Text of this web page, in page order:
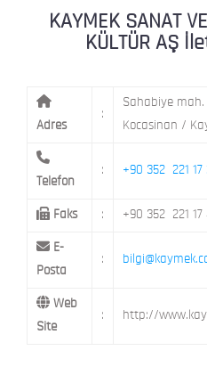
KAYMEK SÜMER
KAYMEK SANAT
KÜLTÜR AŞ
Adres
:
Sahabiye
Kocasinan /
Telefon
: +90 352 221 17
Faks : +90 352 221 17
E-
Posta
:
Web
Site
: http://